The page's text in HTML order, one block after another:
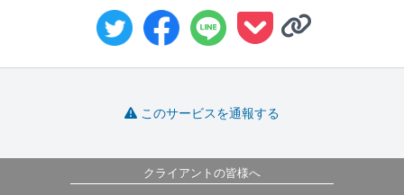
このサービスを通報する
クライアントの皆様へ